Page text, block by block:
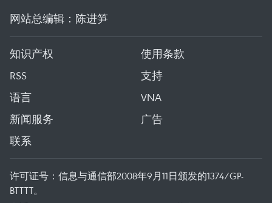
网站总编辑：陈进笋
知识产权
使用条款
RSS
支持
语言
VNA
新闻服务
广告
联系
许可证号：信息与通信部2008年9月11日颁发的1374/GP-
BTTTT。